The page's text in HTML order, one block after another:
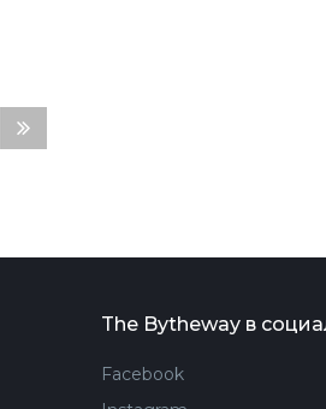
The Bytheway в
Facebook